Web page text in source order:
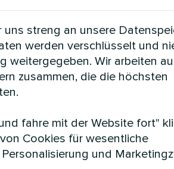
der kalten Luft, wodurch
werden. Der Einsatz eines
wird die Feuchtigkeit im
streng an unsere
werden verschlüsselt und
weitergegeben. Wir arbeiten
zusammen, die die höchsten
fahre mit der Website fort"
Cookies für wesentliche
und